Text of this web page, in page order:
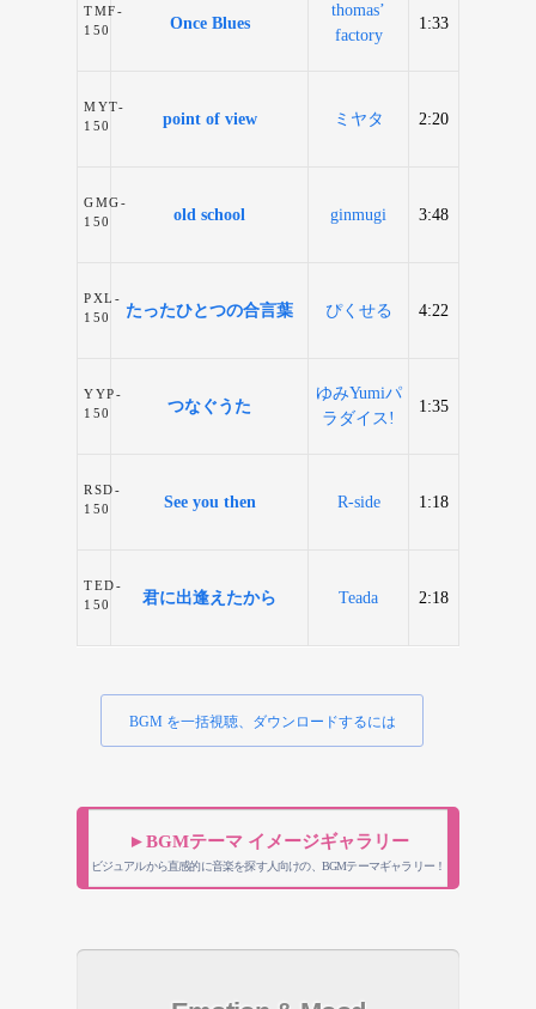
TMF-
150
Once Blues
thomas’
factory
1:33
MYT-
150
point of view ミヤタ 2:20
GMG-
150
old school ginmugi 3:48
PXL-
150
たったひとつの合言葉 ぴくせる 4:22
YYP-
150
つなぐうた
ゆみYumiパ
ラダイス!
1:35
RSD-
150
See you then R-side 1:18
TED-
150
君に出逢えたから Teada 2:18
BGM を一括視聴、ダウンロードするには
►BGMテーマ イメージギャラリー
ビジュアルから直感的に音楽を探す人向けの、BGMテーマギャラリー！